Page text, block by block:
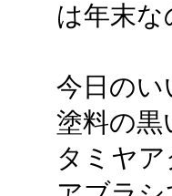
は年末な
今日のい
塗料の黒
タミヤ